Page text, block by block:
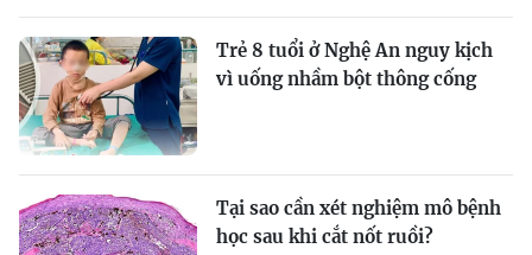
Trẻ 8 tuổi ở Nghệ An nguy kịch
vì uống nhầm bột thông cống
Tại sao cần xét nghiệm mô bệnh
học sau khi cắt nốt ruồi?